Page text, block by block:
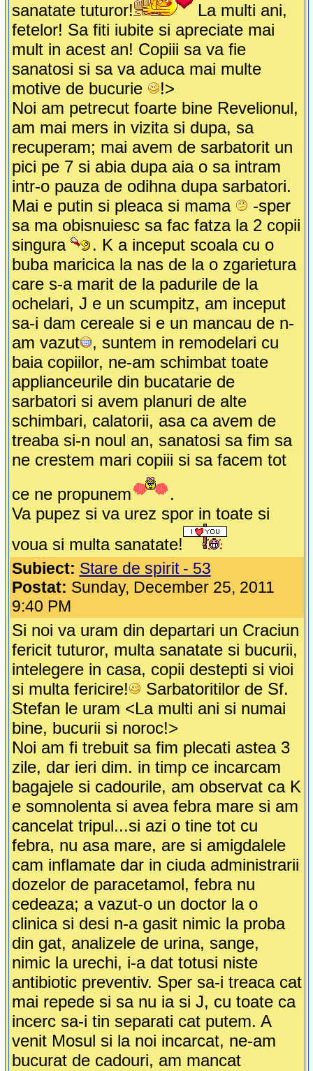
sanatate tuturor!
La multi ani,
fetelor! Sa fiti iubite si apreciate mai
mult in acest an! Copiii sa va fie
sanatosi si sa va aduca mai multe
motive de bucurie
!>
Noi am petrecut foarte bine Revelionul,
am mai mers in vizita si dupa, sa
recuperam; mai avem de sarbatorit un
pici pe 7 si abia dupa aia o sa intram
intr-o pauza de odihna dupa sarbatori.
Mai e putin si pleaca si mama
-sper
sa ma obisnuiesc sa fac fatza la 2 copii
singura
. K a inceput scoala cu o
buba maricica la nas de la o zgarietura
care s-a marit de la padurile de la
ochelari, J e un scumpitz, am inceput
sa-i dam cereale si e un mancau de n-
am vazut
, suntem in remodelari cu
baia copiilor, ne-am schimbat toate
applianceurile din bucatarie de
sarbatori si avem planuri de alte
schimbari, calatorii, asa ca avem de
treaba si-n noul an, sanatosi sa fim sa
ne crestem mari copiii si sa facem tot
ce ne propunem
.
Va pupez si va urez spor in toate si
voua si multa sanatate!
Subiect: Stare de spirit - 53
Postat: Sunday, December 25, 2011
9:40 PM
Si noi va uram din departari un Craciun
fericit tuturor, multa sanatate si bucurii,
intelegere in casa, copii destepti si vioi
si multa fericire!
Sarbatoritilor de Sf.
Stefan le uram <La multi ani si numai
bine, bucurii si noroc!>
Noi am fi trebuit sa fim plecati astea 3
zile, dar ieri dim. in timp ce incarcam
bagajele si cadourile, am observat ca K
e somnolenta si avea febra mare si am
cancelat tripul...si azi o tine tot cu
febra, nu asa mare, are si amigdalele
cam inflamate dar in ciuda administrarii
dozelor de paracetamol, febra nu
cedeaza; a vazut-o un doctor la o
clinica si desi n-a gasit nimic la proba
din gat, analizele de urina, sange,
nimic la urechi, i-a dat totusi niste
antibiotic preventiv. Sper sa-i treaca cat
mai repede si sa nu ia si J, cu toate ca
incerc sa-i tin separati cat putem. A
venit Mosul si la noi incarcat, ne-am
bucurat de cadouri, am mancat